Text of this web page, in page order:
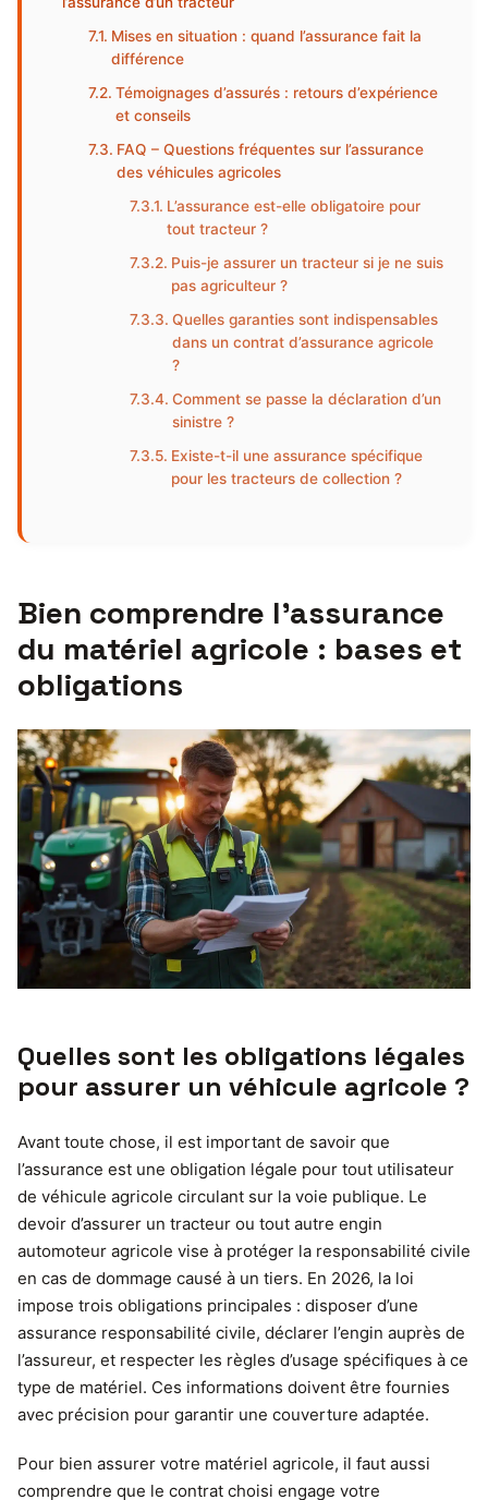
Mises en situation : quand l’assurance fait la
différence
Témoignages d’assurés : retours d’expérience
et conseils
FAQ – Questions fréquentes sur l’assurance
des véhicules agricoles
L’assurance est-elle obligatoire pour
tout tracteur ?
Puis-je assurer un tracteur si je ne suis
pas agriculteur ?
Quelles garanties sont indispensables
dans un contrat d’assurance agricole
?
Comment se passe la déclaration d’un
sinistre ?
Existe-t-il une assurance spécifique
pour les tracteurs de collection ?
Bien comprendre l’assurance
du matériel agricole : bases et
obligations
Quelles sont les obligations légales
pour assurer un véhicule agricole ?
Avant toute chose, il est important de savoir que
l’assurance est une obligation légale pour tout utilisateur
de véhicule agricole circulant sur la voie publique. Le
devoir d’assurer un tracteur ou tout autre engin
automoteur agricole vise à protéger la responsabilité civile
en cas de dommage causé à un tiers. En 2026, la loi
impose trois obligations principales : disposer d’une
assurance responsabilité civile, déclarer l’engin auprès de
l’assureur, et respecter les règles d’usage spécifiques à ce
type de matériel. Ces informations doivent être fournies
avec précision pour garantir une couverture adaptée.
Pour bien assurer votre matériel agricole, il faut aussi
comprendre que le contrat choisi engage votre